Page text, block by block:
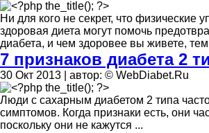
Ни для кого не секрет, что физические
здоровая диета могут помочь
диабета, и чем здоровее вы живете,
7 признаков диабета 2
30 Окт 2013 | автор: © WebDiabet.Ru
Люди с сахарным диабетом 2 типа
симптомов. Когда признаки есть, они
поскольку они не кажутся ...